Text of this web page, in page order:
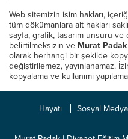
Web sitemizin isim hakları,
tüm dökümanlara ait hakları
sayfa, grafik, tasarım unsuru
belirtilmeksizin ve Murat Padak
olarak herhangi bir şekilde
değiştirilemez, yayınlanamaz.
kopyalama ve kullanımı
Hayatı Sosyal